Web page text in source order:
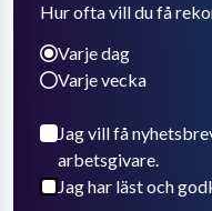
Hur ofta vill du få
Varje dag
Varje vecka
Jag vill få
arbetsgivare.
Jag har läst och